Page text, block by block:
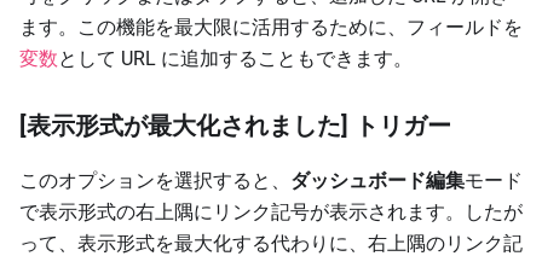
ます。この機能を最大限に活用するために、フィールドを
変数として URL に追加することもできます。
[表示形式が最大化されました] トリガー
このオプションを選択すると、 ダッシュボード編集モード
で表示形式の右上隅にリンク記号が表示されます。したが
って、表示形式を最大化する代わりに、右上隅のリンク記